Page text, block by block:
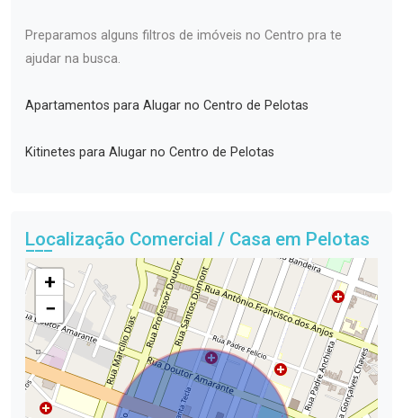
Preparamos alguns filtros de imóveis no Centro pra te
ajudar na busca.
Apartamentos para Alugar no Centro de Pelotas
Kitinetes para Alugar no Centro de Pelotas
Localização Comercial / Casa em Pelotas
+
−